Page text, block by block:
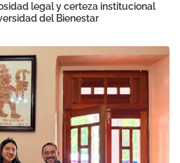
legal y certeza institucional
del Bienestar